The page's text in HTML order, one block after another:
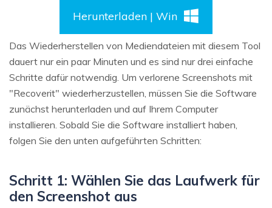
Herunterladen | Win
Das Wiederherstellen von Mediendateien mit diesem Tool
dauert nur ein paar Minuten und es sind nur drei einfache
Schritte dafür notwendig. Um verlorene Screenshots mit
"Recoverit" wiederherzustellen, müssen Sie die Software
zunächst herunterladen und auf Ihrem Computer
installieren. Sobald Sie die Software installiert haben,
folgen Sie den unten aufgeführten Schritten:
Schritt 1: Wählen Sie das Laufwerk für
den Screenshot aus